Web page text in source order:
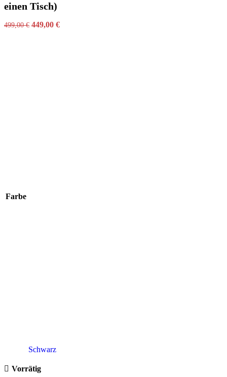
einen Tisch)
499,00€ Ursprünglicher
449,00 €Aktueller
Farbe
Schwarz
Vorrätig